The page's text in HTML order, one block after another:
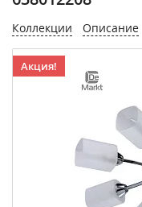
Коллекции Описание
Акция!